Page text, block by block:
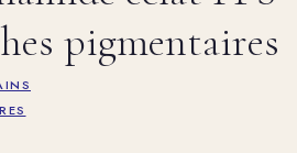
pigmentaires